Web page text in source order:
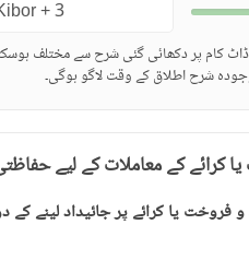
کام پر دکھائی گئی شرح سے مختلف
شرح اطلاق کے وقت لاگو ہوگی۔
کرائے کے معاملات کے لیے
یا کرائے پر جائیداد لینے کے